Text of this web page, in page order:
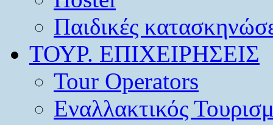
Παιδικές
ΤΟΥΡ. ΕΠΙΧΕΙΡΗΣΕΙΣ
Tour Operators
Εναλλακτικός